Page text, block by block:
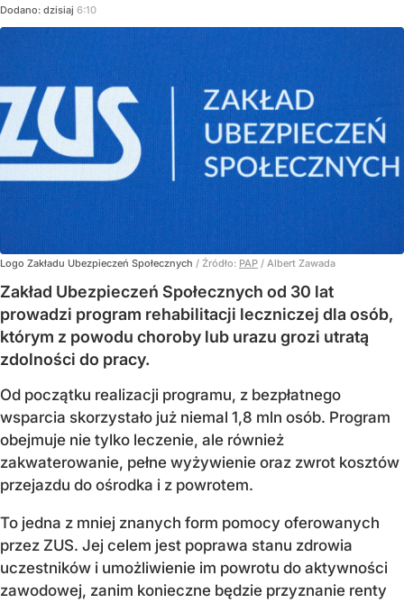
Dodano: dzisiaj 6:10
Logo Zakładu Ubezpieczeń Społecznych / Źródło: PAP / Albert Zawada
Zakład Ubezpieczeń Społecznych od 30 lat
prowadzi program rehabilitacji leczniczej dla osób,
którym z powodu choroby lub urazu grozi utratą
zdolności do pracy.
Od początku realizacji programu, z bezpłatnego
wsparcia skorzystało już niemal 1,8 mln osób. Program
obejmuje nie tylko leczenie, ale również
zakwaterowanie, pełne wyżywienie oraz zwrot kosztów
przejazdu do ośrodka i z powrotem.
To jedna z mniej znanych form pomocy oferowanych
przez ZUS. Jej celem jest poprawa stanu zdrowia
uczestników i umożliwienie im powrotu do aktywności
zawodowej, zanim konieczne będzie przyznanie renty